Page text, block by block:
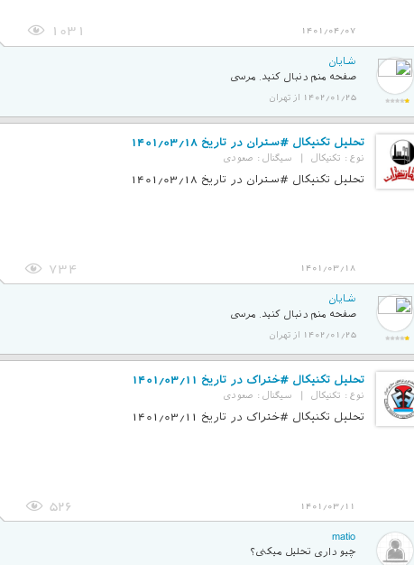
1401/04/07
1031
شایان
صفحه منم دنبال کنید. مرسی
1402/01/25 از تهران
تحلیل تکنیکال #ستران در تاریخ 1401/03/18
نوع : تکنیکال| سیگنال : صعودی
تحلیل تکنیکال #ستران در تاریخ 1401/03/18
1401/03/18
734
شایان
صفحه منم دنبال کنید. مرسی
1402/01/25 از تهران
تحلیل تکنیکال #ختراک در تاریخ 1401/03/11
نوع : تکنیکال| سیگنال : صعودی
تحلیل تکنیکال #ختراک در تاریخ 1401/03/11
1401/03/11
526
matio
چیو داری تحلیل میکنی؟